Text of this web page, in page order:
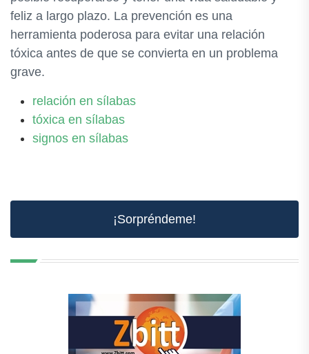
feliz a largo plazo. La prevención es una
herramienta poderosa para evitar una relación
tóxica antes de que se convierta en un problema
grave.
relación en sílabas
tóxica en sílabas
signos en sílabas
¡Sorpréndeme!